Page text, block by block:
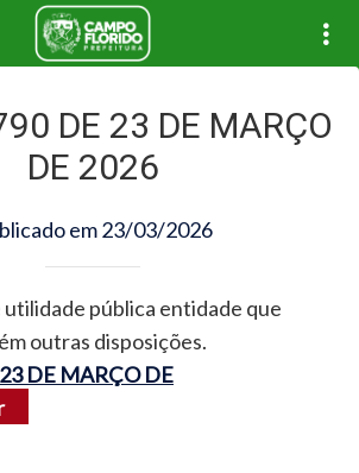
DE 23 DE MARÇO
DE 2026
em 23/03/2026
utilidade pública entidade que
outras disposições.
DE MARÇO DE